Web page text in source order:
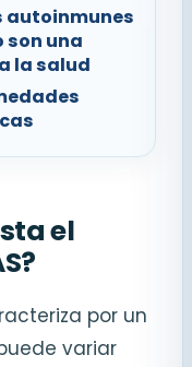
autoinmunes
una
la salud
el
por un
variar